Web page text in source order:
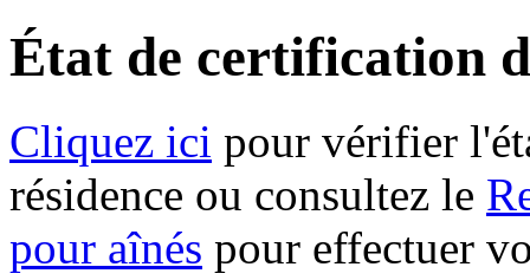
État de certification
Cliquez ici pour vérifier
résidence ou consultez le
pour aînés pour effectuer